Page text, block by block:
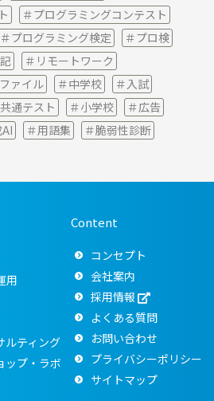
プログラミングコンテスト
プログラミング検定
プロ検
リモートワーク
ァイル 中学校
入試
通テスト 小学校
広告
用語集 脆弱性診断
用
ルティング
ップ・ラボ
Content
コンセプト
会社案内
採用情報
よくある質問
お問い合わせ
プライバシーポリシー
サイトマップ